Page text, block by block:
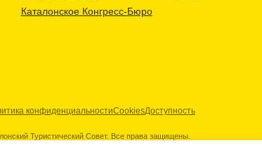
Каталонское Конгресс-Бюро
конфиденциальностиCookiesДоступность
Туристический Совет. Все права защищены.